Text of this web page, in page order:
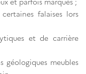
falaises lors
et de carrière
meubles